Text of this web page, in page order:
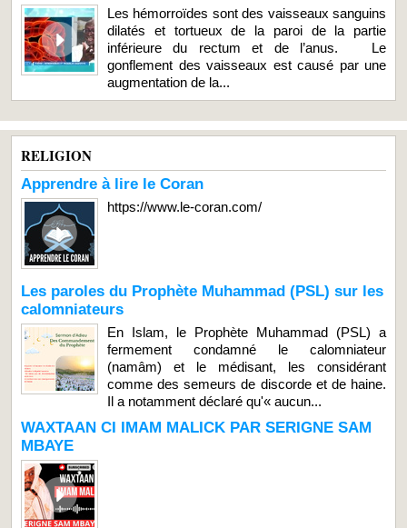
Les hémorroïdes sont des vaisseaux sanguins
dilatés et tortueux de la paroi de la partie
inférieure du rectum et de l’anus. Le
gonflement des vaisseaux est causé par une
augmentation de la...
RELIGION
Apprendre à lire le Coran
https://www.le-coran.com/
Les paroles du Prophète Muhammad (PSL) sur les
calomniateurs
En Islam, le Prophète Muhammad (PSL) a
fermement condamné le calomniateur
(namâm) et le médisant, les considérant
comme des semeurs de discorde et de haine.
Il a notamment déclaré qu'« aucun...
WAXTAAN CI IMAM MALICK PAR SERIGNE SAM
MBAYE